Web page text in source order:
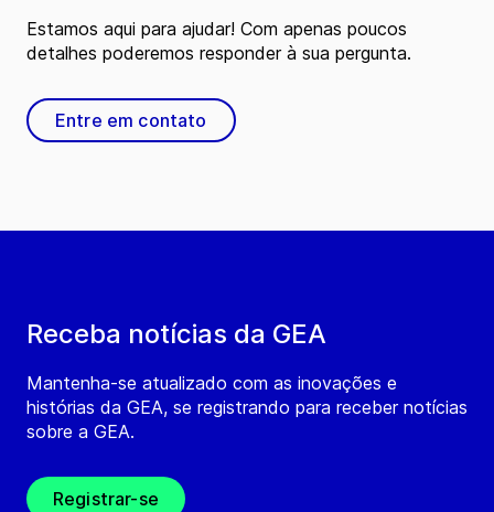
Receba notícias da GEA
Mantenha-se atualizado com as inovações e
histórias da GEA, se registrando para receber notícias
sobre a GEA.
Registrar-se
Estamos aqui para ajudar! Com apenas poucos
detalhes poderemos responder à sua pergunta.
Entre em contato